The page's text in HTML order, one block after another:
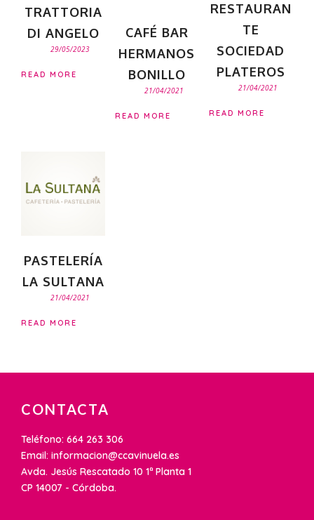
TRATTORIA
DI ANGELO
29/05/2023
READ MORE
CAFÉ BAR
HERMANOS
BONILLO
21/04/2021
READ MORE
RESTAURAN
TE
SOCIEDAD
PLATEROS
21/04/2021
READ MORE
PASTELERÍA
LA SULTANA
21/04/2021
READ MORE
CONTACTA
Teléfono: 664 263 306
Email: informacion@ccavinuela.es
Avda. Jesús Rescatado 10 1ª Planta 1
CP 14007 - Córdoba.